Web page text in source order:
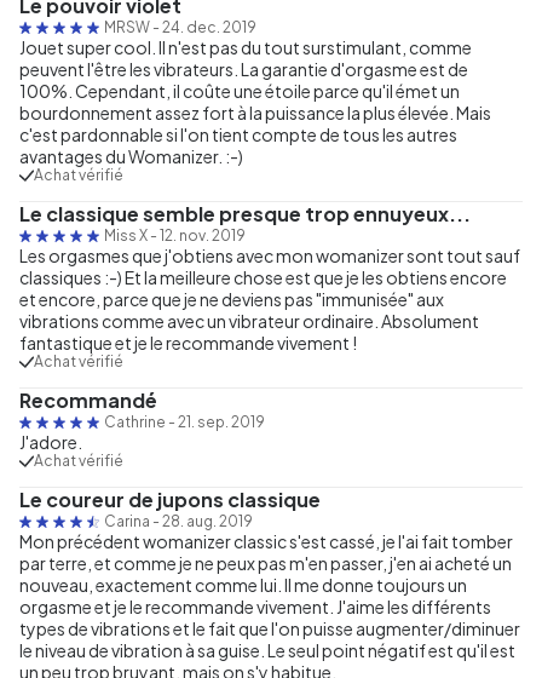
Le pouvoir violet
MRSW - 24. dec. 2019
Jouet super cool. Il n'est pas du tout surstimulant, comme
peuvent l'être les vibrateurs. La garantie d'orgasme est de
100%. Cependant, il coûte une étoile parce qu'il émet un
bourdonnement assez fort à la puissance la plus élevée. Mais
c'est pardonnable si l'on tient compte de tous les autres
avantages du Womanizer. :-)
Achat vérifié
Le classique semble presque trop ennuyeux...
Miss X - 12. nov. 2019
Les orgasmes que j'obtiens avec mon womanizer sont tout sauf
classiques :-) Et la meilleure chose est que je les obtiens encore
et encore, parce que je ne deviens pas "immunisée" aux
vibrations comme avec un vibrateur ordinaire. Absolument
fantastique et je le recommande vivement !
Achat vérifié
Recommandé
Cathrine - 21. sep. 2019
J'adore.
Achat vérifié
Le coureur de jupons classique
Carina - 28. aug. 2019
Mon précédent womanizer classic s'est cassé, je l'ai fait tomber
par terre, et comme je ne peux pas m'en passer, j'en ai acheté un
nouveau, exactement comme lui. Il me donne toujours un
orgasme et je le recommande vivement. J'aime les différents
types de vibrations et le fait que l'on puisse augmenter/diminuer
le niveau de vibration à sa guise. Le seul point négatif est qu'il est
un peu trop bruyant, mais on s'y habitue.